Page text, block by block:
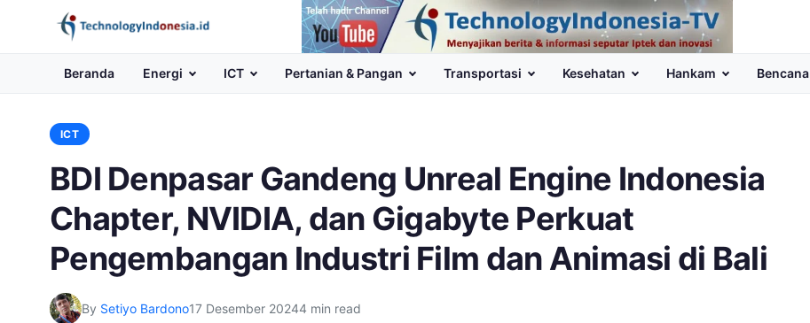
Channel
Youtube
Beranda Energi ICT Pertanian & Pangan Transportasi Kesehatan Hankam Bencana
ICT
BDI Denpasar Gandeng Unreal Engine Indonesia
Chapter, NVIDIA, dan Gigabyte Perkuat
Pengembangan Industri Film dan Animasi di Bali
By Setiyo Bardono17 Desember 20244 min read